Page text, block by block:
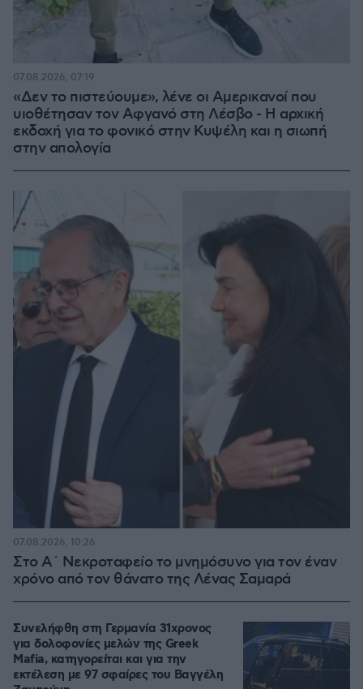
«Δεν το πιστεύουμε», λένε οι Αμερικανοί που
υιοθέτησαν τον Αφγανό στη Λέσβο - Η αρχική
εκδοχή για το φονικό στην Κυψέλη και η σιωπή
στην απολογία
07.08.2026, 07:19
Στο Α΄ Νεκροταφείο το μνημόσυνο για τον έναν
χρόνο από τον θάνατο της Λένας Σαμαρά
07.08.2026, 10:26
Συνελήφθη στη Γερμανία 31χρονος
για δολοφονίες μελών της Greek
Mafia, κατηγορείται και για την
εκτέλεση με 97 σφαίρες του Βαγγέλη